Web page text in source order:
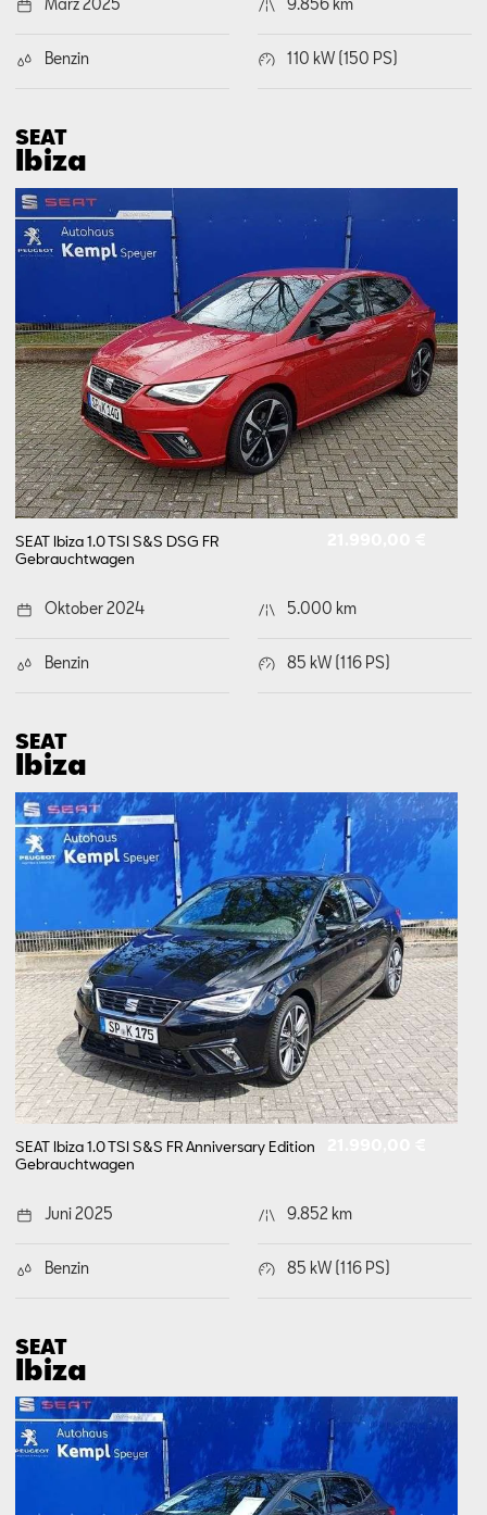
März 2025 9.856 km
Benzin 110 kW (150 PS)
SEAT
Ibiza
SEAT Ibiza 1.0 TSI S&S DSG FR
Gebrauchtwagen
Oktober 2024 5.000 km
Benzin 85 kW (116 PS)
SEAT
Ibiza
SEAT Ibiza 1.0 TSI S&S FR Anniversary Edition
Gebrauchtwagen
Juni 2025 9.852 km
Benzin 85 kW (116 PS)
SEAT
Ibiza